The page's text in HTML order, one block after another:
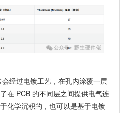
经过电镀工艺，在孔内涂覆一层
在 PCB 的不同层之间提供电气连
化学沉积的，也可以是基于电镀